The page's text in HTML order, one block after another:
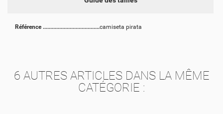
Référence camiseta pirata
6 AUTRES ARTICLES DANS LA MÊME
CATÉGORIE :